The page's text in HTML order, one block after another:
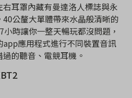
耳罩內藏有曼達洛人標誌與永
40公釐大單體帶來水晶般清晰的
小時讓你一整天暢玩都沒問題 ，
應用程式進行不同裝置音訊
過的聽音、電競耳機。